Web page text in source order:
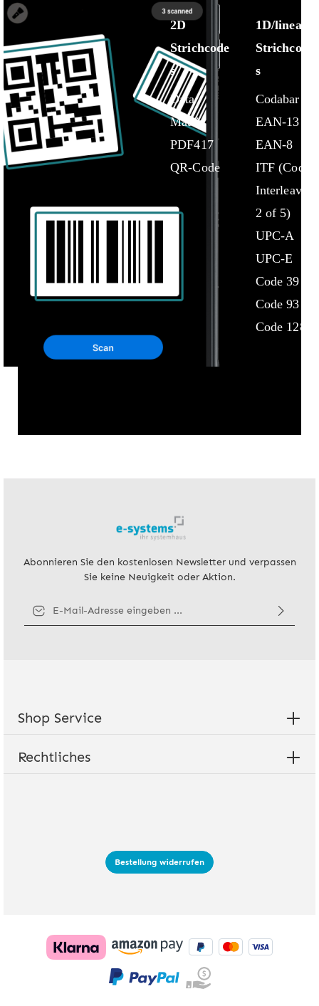
1D/lineare
Strichcode
s
Codabar
EAN-13
EAN-8
ITF (Code
Interleaved
2 of 5)
UPC-A
UPC-E
Code 39
Code 93
Code 128
2D
Strichcode
s
Data
Matrix
PDF417
QR-Code
Abonnieren Sie den kostenlosen Newsletter und verpassen
Sie keine Neuigkeit oder Aktion.
E-Mail-Adresse*
Shop Service
Rechtliches
Bestellung widerrufen